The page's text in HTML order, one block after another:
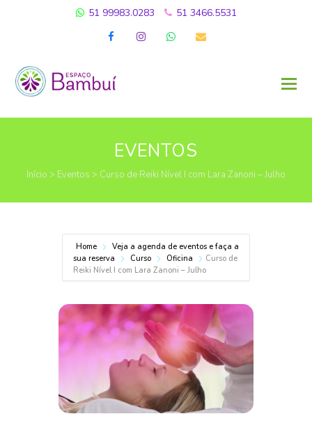
51 99983.0283 51 3466.5531
FacebookInstagramWhatsapp
Email
EVENTOS
Início > Eventos > Curso de Reiki Nível I com Lara Zanoni – Julho
Home
Veja a agenda de eventos e faça a
sua reserva
Curso Oficina
Curso de
Reiki Nível I com Lara Zanoni – Julho